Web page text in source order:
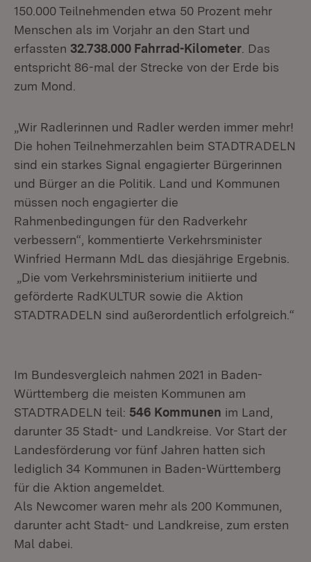
150.000 Teilnehmenden etwa 50 Prozent mehr
Menschen als im Vorjahr an den Start und
erfassten 32.738.000 Fahrrad-Kilometer . Das
entspricht 86-mal der Strecke von der Erde bis
zum Mond.
„Wir Radlerinnen und Radler werden immer mehr!
Die hohen Teilnehmerzahlen beim STADTRADELN
sind ein starkes Signal engagierter Bürgerinnen
und Bürger an die Politik. Land und Kommunen
müssen noch engagierter die
Rahmenbedingungen für den Radverkehr
verbessern“, kommentierte Verkehrsminister
Winfried Hermann MdL das diesjährige Ergebnis.
„Die vom Verkehrsministerium initiierte und
geförderte RadKULTUR sowie die Aktion
STADTRADELN sind außerordentlich erfolgreich.“
Im Bundesvergleich nahmen 2021 in Baden-
Württemberg die meisten Kommunen am
STADTRADELN teil: 546 Kommunen im Land,
darunter 35 Stadt- und Landkreise. Vor Start der
Landesförderung vor fünf Jahren hatten sich
lediglich 34 Kommunen in Baden-Württemberg
für die Aktion angemeldet.
Als Newcomer waren mehr als 200 Kommunen,
darunter acht Stadt- und Landkreise, zum ersten
Mal dabei.